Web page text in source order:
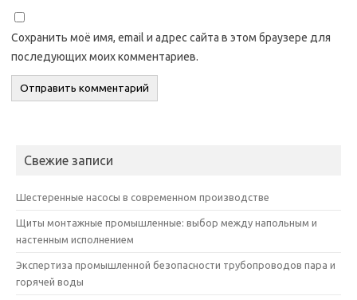
Сохранить моё имя, email и адрес сайта в этом браузере для
последующих моих комментариев.
Свежие записи
Шестеренные насосы в современном производстве
Щиты монтажные промышленные: выбор между напольным и
настенным исполнением
Экспертиза промышленной безопасности трубопроводов пара и
горячей воды